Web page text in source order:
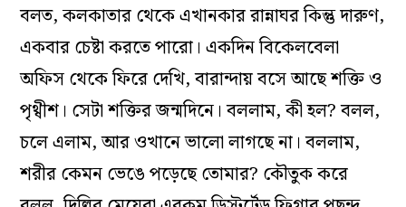
বলত, কলকাতার থেকে এখানকার রান্নাঘর কিন্তু দারুণ,
একবার চেষ্টা করতে পারো। একদিন বিকেলবেলা
অফিস থেকে ফিরে দেখি, বারান্দায় বসে আছে শক্তি ও
পৃথ্বীশ। সেটা শক্তির জন্মদিনে। বললাম, কী হল? বলল,
চলে এলাম, আর ওখানে ভালো লাগছে না। বললাম,
শরীর কেমন ভেঙে পড়েছে তোমার? কৌতুক করে